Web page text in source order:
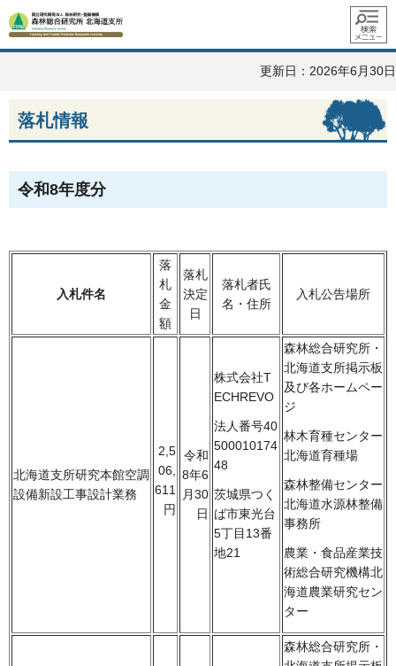
メニュ
ー
更新日：2026年6月30日
落札情報
令和8年度分
入札件名
落
札
金
額
落札
決定
日
落札者氏
名・住所
入札公告場所
北海道支所研究本館空調
設備新設工事設計業務
2,5
06,
611
円
令和
8年6
月30
日
株式会社T
ECHREVO
法人番号40
500010174
48
茨城県つく
ば市東光台
5丁目13番
地21
森林総合研究所・
北海道支所掲示板
及び各ホームペー
ジ
林木育種センター
北海道育種場
森林整備センター
北海道水源林整備
事務所
農業・食品産業技
術総合研究機構北
海道農業研究セン
ター
森林総合研究所・